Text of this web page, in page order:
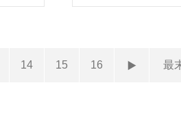
14 15 16 最